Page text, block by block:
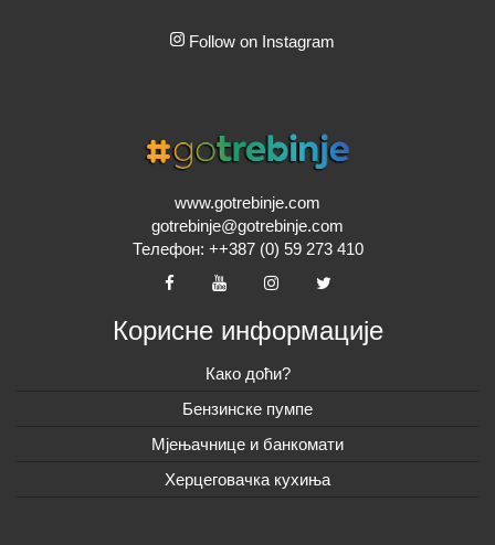
Follow on Instagram
www.gotrebinje.com
gotrebinje@gotrebinje.com
Телефон: ++387 (0) 59 273 410
Корисне информације
Како доћи?
Бензинске пумпе
Мјењачнице и банкомати
Херцеговачка кухиња